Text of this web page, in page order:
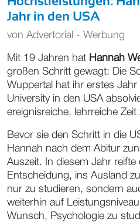
Jahr in den USA
von Advertorial - Werbung
Mit 19 Jahren hat Hannah
großen Schritt gewagt: Die
Wuppertal hat ihr erstes
University in den USA
ereignisreiche, lehrreiche Zeit
Bevor sie den Schritt in die
Hannah nach dem Abitur
Auszeit. In diesem Jahr reifte
Entscheidung, ins Ausland
nur zu studieren, sondern
weiterhin auf
Wunsch, Psychologie zu